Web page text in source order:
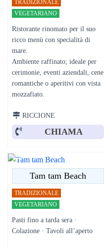
TRADIZIONALE
VEGETARIANO
Ristorante rinomato per il suo
ricco menù con specialità di
mare.
Ambiente raffinato; ideale per
cerimonie, eventi aziendali, cene
romantiche o aperitivi con vista
mozzafiato.
RICCIONE
CHIAMA
Tam tam Beach
TRADIZIONALE
VEGETARIANO
Pasti fino a tarda sera ·
Colazione · Tavoli all’aperto